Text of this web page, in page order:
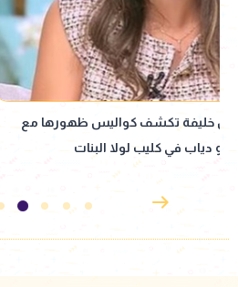
محمود الليثي يدعم شيرين عبد الوهاب..
مفاجأة على المسرح